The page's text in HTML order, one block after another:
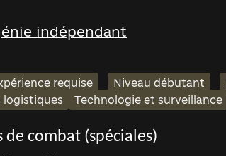
indépendant
requise Niveau débutant
logistiques Technologie et surveillance
de combat (spéciales)